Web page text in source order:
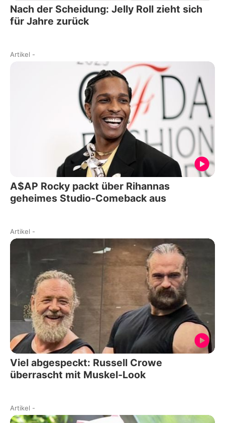
Nach der Scheidung: Jelly Roll zieht sich
für Jahre zurück
Artikel -
A$AP Rocky packt über Rihannas
geheimes Studio-Comeback aus
Artikel -
Viel abgespeckt: Russell Crowe
überrascht mit Muskel-Look
Artikel -